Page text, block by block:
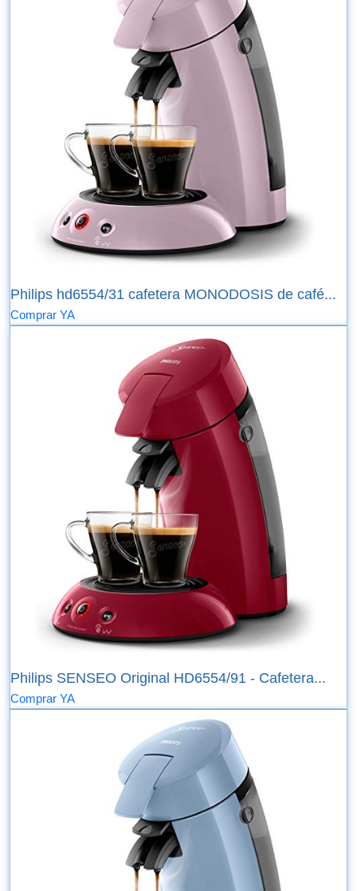
Philips hd6554/31 cafetera MONODOSIS de café...
Comprar YA
Philips SENSEO Original HD6554/91 - Cafetera...
Comprar YA